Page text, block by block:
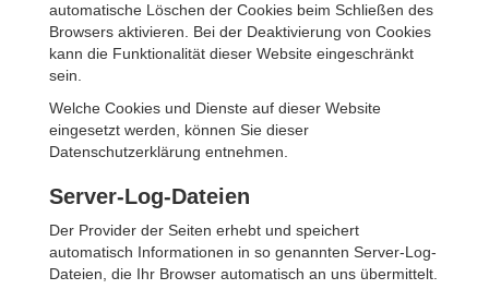
automatische Löschen der Cookies beim Schließen des
Browsers aktivieren. Bei der Deaktivierung von Cookies
kann die Funktionalität dieser Website eingeschränkt
sein.
Welche Cookies und Dienste auf dieser Website
eingesetzt werden, können Sie dieser
Datenschutzerklärung entnehmen.
Server-Log-Dateien
Der Provider der Seiten erhebt und speichert
automatisch Informationen in so genannten Server-Log-
Dateien, die Ihr Browser automatisch an uns übermittelt.